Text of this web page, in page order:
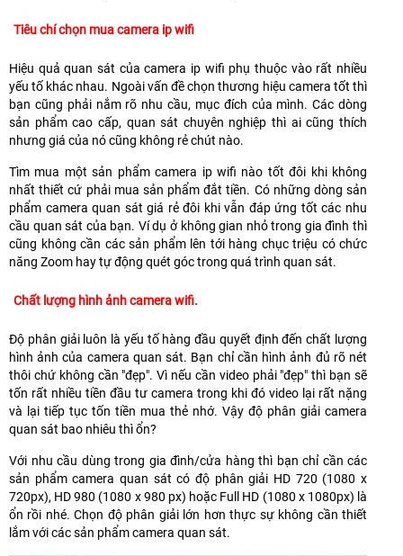
Tiêu chí chọn mua camera ip wifi
Hiệu quả quan sát của camera ip wifi phụ thuộc vào rất nhiều
yếu tố khác nhau. Ngoài vấn đề chọn thương hiệu camera tốt thì
bạn cũng phải nắm rõ nhu cầu, mục đích của mình. Các dòng
sản phẩm cao cấp, quan sát chuyên nghiệp thì ai cũng thích
nhưng giá của nó cũng không rẻ chút nào.
Tìm mua một sản phẩm camera ip wifi nào tốt đôi khi không
nhất thiết cứ phải mua sản phẩm đắt tiền. Có những dòng sản
phẩm camera quan sát giá rẻ đôi khi vẫn đáp ứng tốt các nhu
cầu quan sát của bạn. Ví dụ ở không gian nhỏ trong gia đình thì
cũng không cần các sản phẩm lên tới hàng chục triệu có chức
năng Zoom hay tự động quét góc trong quá trình quan sát.
Chất lượng hình ảnh camera wifi.
Độ phân giải luôn là yếu tố hàng đầu quyết định đến chất lượng
hình ảnh của camera quan sát. Bạn chỉ cần hình ảnh đủ rõ nét
thôi chứ không cần "đẹp". Vì nếu cần video phải "đẹp" thì bạn sẽ
tốn rất nhiều tiền đầu tư camera trong khi đó video lại rất nặng
và lại tiếp tục tốn tiền mua thẻ nhớ. Vậy độ phân giải camera
quan sát bao nhiêu thì ổn?
Với nhu cầu dùng trong gia đình/cửa hàng thì bạn chỉ cần các
sản phẩm camera quan sát có độ phân giải HD 720 (1080 x
720px), HD 980 (1080 x 980 px) hoặc Full HD (1080 x 1080px) là
ổn rồi nhé. Chọn độ phân giải lớn hơn thực sự không cần thiết
lắm với các sản phẩm camera quan sát.